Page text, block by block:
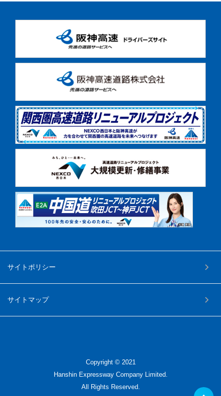
サイトポリシー
サイトマップ
Copyright © 2021
Hanshin Expressway Company Limited.
All Rights Reserved.